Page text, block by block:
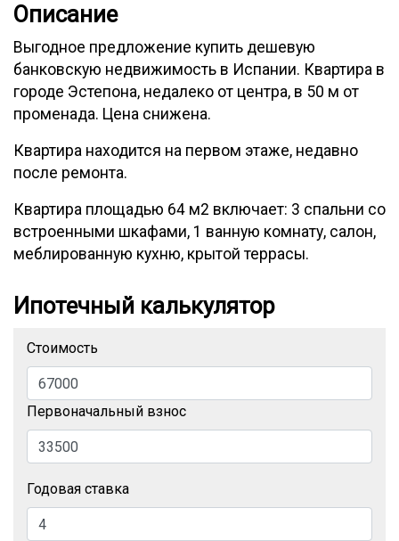
Описание
Выгодное предложение купить дешевую
банковскую недвижимость в Испании. Квартира в
городе Эстепона, недалеко от центра, в 50 м от
променада. Цена снижена.
Квартира находится на первом этаже, недавно
после ремонта.
Квартира площадью 64 м2 включает: 3 спальни со
встроенными шкафами, 1 ванную комнату, салон,
меблированную кухню, крытой террасы.
Ипотечный калькулятор
Стоимость
Первоначальный взнос
Годовая ставка